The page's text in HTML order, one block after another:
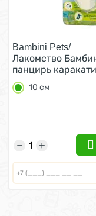
Bambini Pets/
Лакомство
панцирь
попугаев 10 см
10 см
+
−